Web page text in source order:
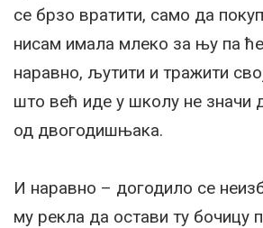
се брзо вратити, само да
нисам имала млеко за њу па
наравно, љутити и тражити
што већ иде у школу не значи
од двогодишњака.
И наравно – догодило се
му рекла да остави ту бочицу